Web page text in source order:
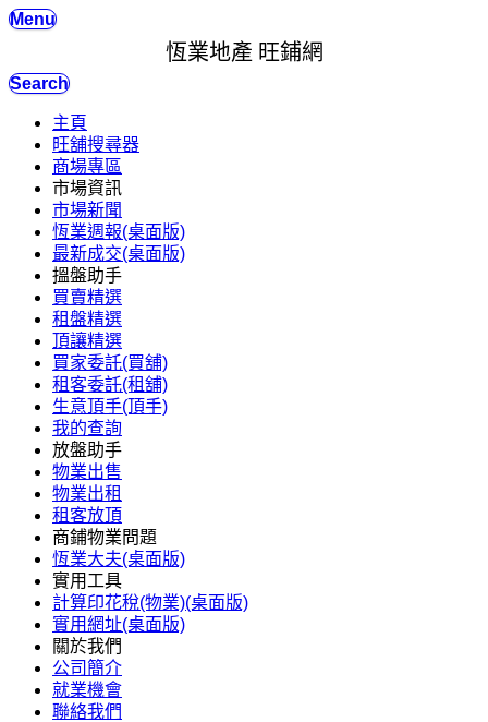
Menu
恆業地產 旺鋪網
Search
主頁
旺舖搜尋器
商場專區
市場資訊
市場新聞
恆業週報(桌面版)
最新成交(桌面版)
搵盤助手
買賣精選
租盤精選
頂讓精選
買家委託(買舖)
租客委託(租舖)
生意頂手(頂手)
我的查詢
放盤助手
物業出售
物業出租
租客放頂
商鋪物業問題
恆業大夫(桌面版)
實用工具
計算印花稅(物業)(桌面版)
實用網址(桌面版)
關於我們
公司簡介
就業機會
聯絡我們